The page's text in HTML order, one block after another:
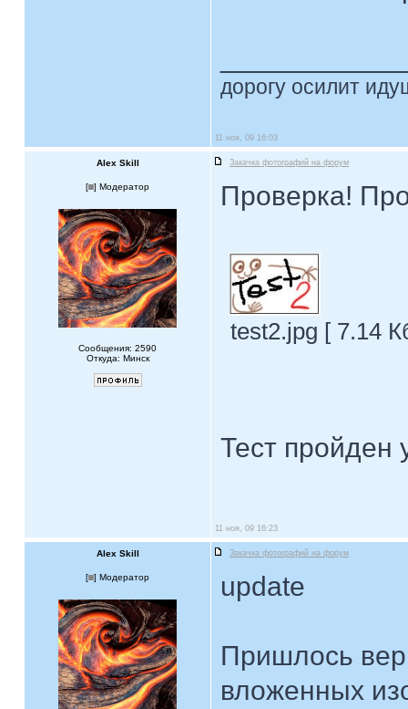
дорогу осилит
11 ноя, 09 16:03
Alex Skill Закачка фотографий на форум
[ ] Модератор
Сообщения: 2590
Откуда: Минск
Проверка!
test2.jpg [ 7.14
Тест
11 ноя, 09 16:23
Alex Skill Закачка фотографий на форум
[ ] Модератор update
Пришлось
вложенных